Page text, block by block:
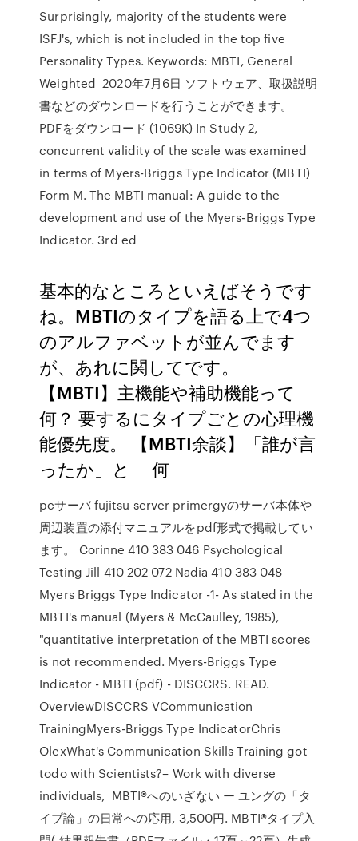
Surprisingly, majority of the students were
ISFJ's, which is not included in the top five
Personality Types. Keywords: MBTI, General
Weighted 2020年7月6日 ソフトウェア、取扱説明
書などのダウンロードを行うことができます。
PDFをダウンロード (1069K) In Study 2,
concurrent validity of the scale was examined
in terms of Myers-Briggs Type Indicator (MBTI)
Form M. The MBTI manual: A guide to the
development and use of the Myers-Briggs Type
Indicator. 3rd ed
基本的なところといえばそうです
ね。MBTIのタイプを語る上で4つ
のアルファベットが並んでます
が、あれに関してです。
【MBTI】主機能や補助機能って
何？ 要するにタイプごとの心理機
能優先度。 【MBTI余談】「誰が言
ったか」と 「何
pcサーバ fujitsu server primergyのサーバ本体や
周辺装置の添付マニュアルをpdf形式で掲載してい
ます。 Corinne 410 383 046 Psychological
Testing Jill 410 202 072 Nadia 410 383 048
Myers Briggs Type Indicator -1- As stated in the
MBTI's manual (Myers & McCaulley, 1985),
"quantitative interpretation of the MBTI scores
is not recommended. Myers-Briggs Type
Indicator - MBTI (pdf) - DISCCRS. READ.
OverviewDISCCRS VCommunication
TrainingMyers-Briggs Type IndicatorChris
OlexWhat's Communication Skills Training got
todo with Scientists?– Work with diverse
individuals, MBTI®へのいざない ー ユングの「タ
イプ論」の日常への応用, 3,500円. MBTI®タイプ入